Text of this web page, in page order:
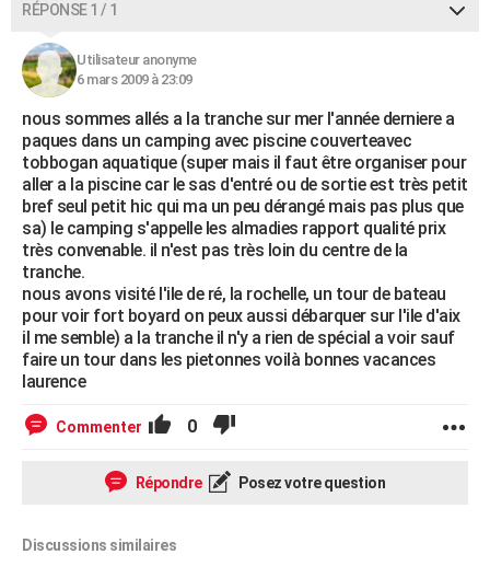
CARTE DE VOEUX
Carte de Noël
Carte Bonne année
Carte Saint-Valentin
Carte Pâques
Carte d'anniversaire
DICTIONNAIRE
Dictionnaire
Biographies
Citations
Expressions
Proverbes
COPAINS D'AVANT
S'inscrire
Se connecter
Lycées
Collèges
Primaires
Universités
Entreprises
Service militaire
Avis de recherche
AVIS DE DÉCÈS
FORUM
Bricolage
Lifestyle
Culture
Sport
Auto
Television
Voyage
Cinema
RÉPONSE 1 / 1
Utilisateur anonyme
6 mars 2009 à 23:09
nous sommes allés a la tranche sur mer l'année derniere a
paques dans un camping avec piscine couverteavec
tobbogan aquatique (super mais il faut être organiser pour
aller a la piscine car le sas d'entré ou de sortie est très petit
bref seul petit hic qui ma un peu dérangé mais pas plus que
sa) le camping s'appelle les almadies rapport qualité prix
très convenable. il n'est pas très loin du centre de la
tranche.
nous avons visité l'ile de ré, la rochelle, un tour de bateau
pour voir fort boyard on peux aussi débarquer sur l'ile d'aix
il me semble) a la tranche il n'y a rien de spécial a voir sauf
faire un tour dans les pietonnes voilà bonnes vacances
laurence
Commenter 0
Répondre Posez votre question
Discussions similaires